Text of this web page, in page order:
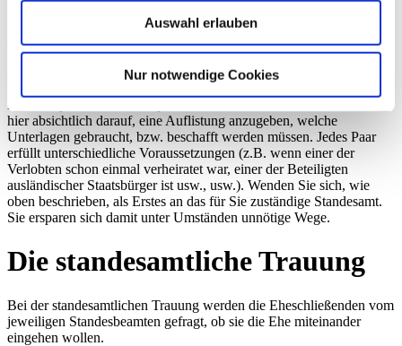
Auswahl erlauben
Nur notwendige Cookies
Sobald diese hier eingetroffen sind, stimmen Sie alles Weitere mit
einem der oben angegebenen Standesbeamten ab. Dann steht der
Kür nichts mehr im Wege. Noch einfacher ist es für Paare, bei denen
einer der Verlobten hier eine Wohnung gemeldet hat: Mit
in einem persönlichen Gespräch.Noch ein Hinweis: Wir verzichten
hier absichtlich darauf, eine Auflistung anzugeben, welche
Unterlagen gebraucht, bzw. beschafft werden müssen. Jedes Paar
erfüllt unterschiedliche Voraussetzungen (z.B. wenn einer der
Verlobten schon einmal verheiratet war, einer der Beteiligten
ausländischer Staatsbürger ist usw., usw.). Wenden Sie sich, wie
oben beschrieben, als Erstes an das für Sie zuständige Standesamt.
Sie ersparen sich damit unter Umständen unnötige Wege.
Die standesamtliche Trauung
Bei der standesamtlichen Trauung werden die Eheschließenden vom
jeweiligen Standesbeamten gefragt, ob sie die Ehe miteinander
eingehen wollen.